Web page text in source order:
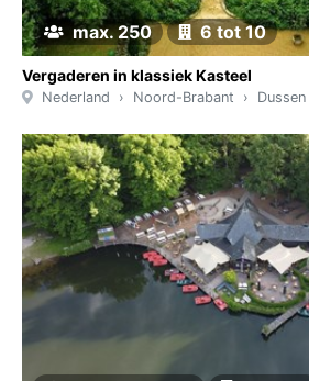
max. 250 6 tot 10
Vergaderen in klassiek Kasteel
Nederland Noord-Brabant Dussen